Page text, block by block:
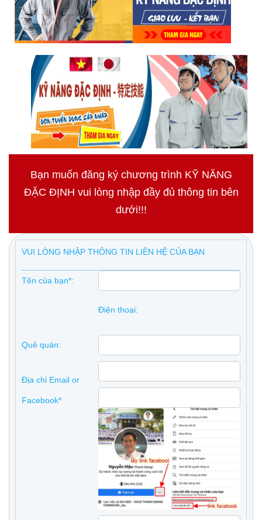
Bạn muốn đăng ký chương trình KỸ NĂNG
ĐẶC ĐỊNH vui lòng nhập đầy đủ thông tin bên
dưới!!!
VUI LÒNG NHẬP THÔNG TIN LIÊN HỆ CỦA BẠN
Tên của bạn*:
Điện thoại:
Quê quán:
Địa chỉ Email or
Facebook*